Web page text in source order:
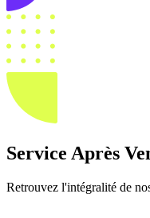
Service Après
Retrouvez l'intégralité de